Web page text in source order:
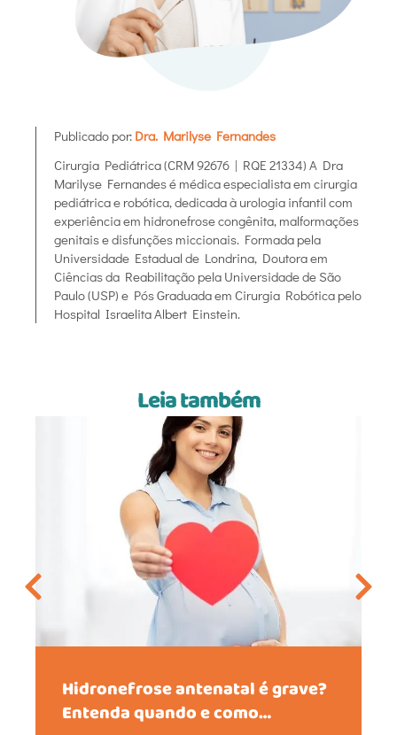
Publicado por: Dra. Marilyse Fernandes
Cirurgia Pediátrica (CRM 92676 | RQE 21334) A Dra
Marilyse Fernandes é médica especialista em cirurgia
pediátrica e robótica, dedicada à urologia infantil com
experiência em hidronefrose congênita, malformações
genitais e disfunções miccionais. Formada pela
Universidade Estadual de Londrina, Doutora em
Ciências da Reabilitação pela Universidade de São
Paulo (USP) e Pós Graduada em Cirurgia Robótica pelo
Hospital Israelita Albert Einstein.
Leia também
Hidronefrose antenatal é grave?
Entenda quando e como